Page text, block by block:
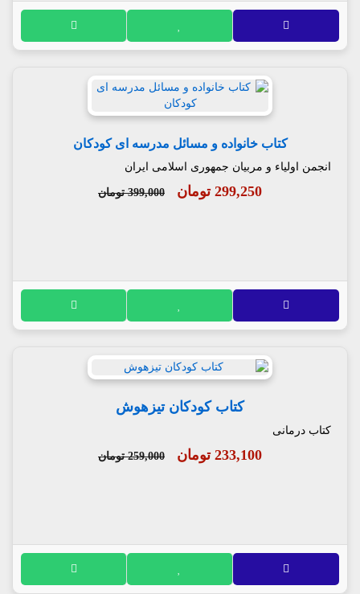
کتاب خانواده و مسائل مدرسه ای کودکان
انجمن اولیاء و مربیان جمهوری اسلامی ایران
299,250 تومان 399,000 تومان
کتاب کودکان تیزهوش
کتاب درمانی
233,100 تومان 259,000 تومان